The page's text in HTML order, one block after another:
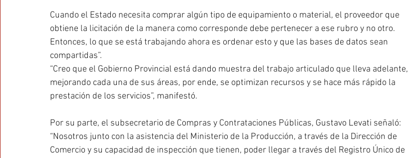
Cuando el Estado necesita comprar algún tipo de equipamiento o material, el proveedor que
obtiene la licitación de la manera como corresponde debe pertenecer a ese rubro y no otro.
Entonces, lo que se está trabajando ahora es ordenar esto y que las bases de datos sean
compartidas”.
“Creo que el Gobierno Provincial está dando muestra del trabajo articulado que lleva adelante,
mejorando cada una de sus áreas, por ende, se optimizan recursos y se hace más rápido la
prestación de los servicios”, manifestó.
Por su parte, el subsecretario de Compras y Contrataciones Públicas, Gustavo Levati señaló:
“Nosotros junto con la asistencia del Ministerio de la Producción, a través de la Dirección de
Comercio y su capacidad de inspección que tienen, poder llegar a través del Registro Único de